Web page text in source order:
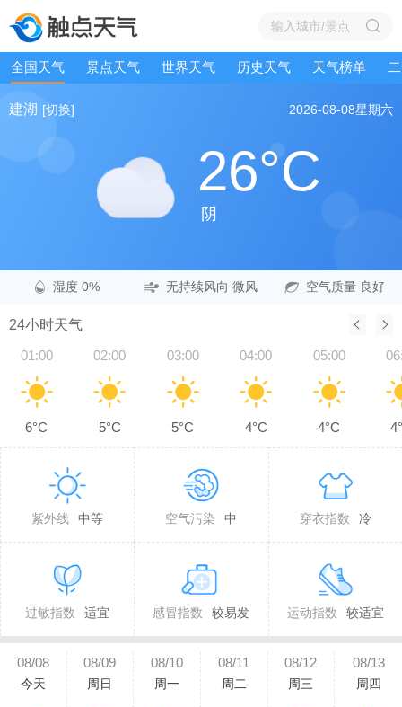
全国天气 景点天气 世界天气 历史天气 天气榜单
建湖 [切换] 2026-08-08星期六
26°C
阴
湿度 0% 无持续风向 微风 空气质量 良好
24小时天气
01:00
6°C
02:00
5°C
03:00
5°C
04:00
4°C
05:00
4°C
紫外线 中等 空气污染 中 穿衣指数 冷
过敏指数 适宜 感冒指数 较易发 运动指数 较适宜
08/08
今天
08/09
周日
08/10
周一
08/11
周二
08/12
周三
08/13
周四